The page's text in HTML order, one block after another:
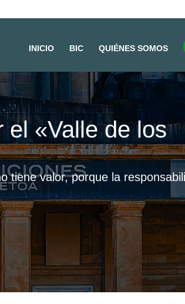
INICIO BIC QUIÉNES SOMOS
el «Valle de los
tiene valor, porque la